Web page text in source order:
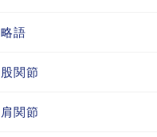
略語
股関節
肩関節